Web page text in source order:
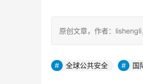
原创文章，作者：
全球公共安全 国